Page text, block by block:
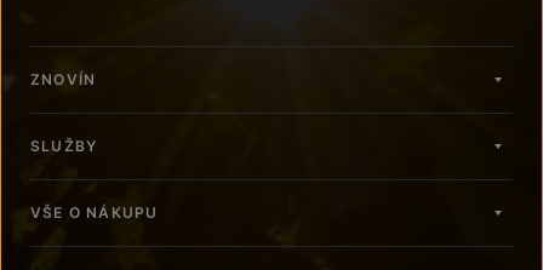
ZNOVÍN
SLUŽBY
VŠE O NÁKUPU